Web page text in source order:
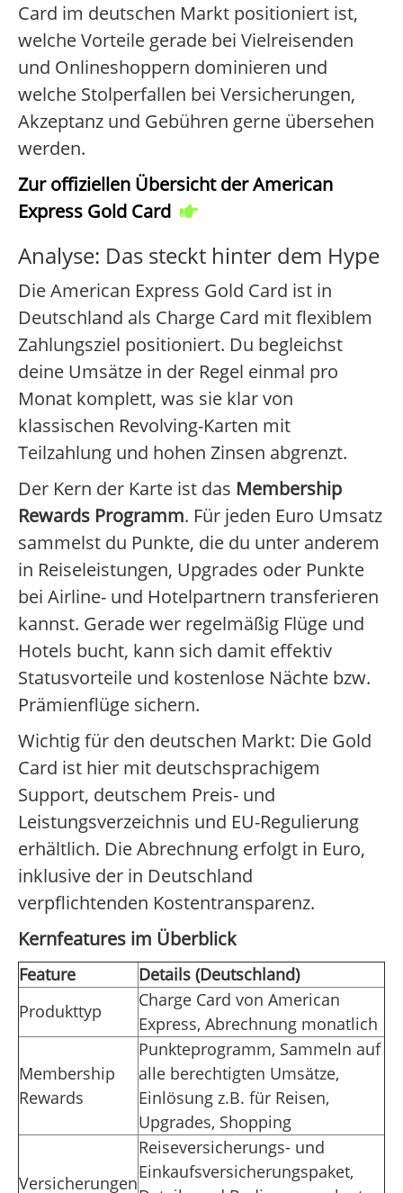
Card im deutschen Markt positioniert ist,
welche Vorteile gerade bei Vielreisenden
und Onlineshoppern dominieren und
welche Stolperfallen bei Versicherungen,
Akzeptanz und Gebühren gerne übersehen
werden.
Zur offiziellen Übersicht der American
Express Gold Card
Analyse: Das steckt hinter dem Hype
Die American Express Gold Card ist in
Deutschland als Charge Card mit flexiblem
Zahlungsziel positioniert. Du begleichst
deine Umsätze in der Regel einmal pro
Monat komplett, was sie klar von
klassischen Revolving-Karten mit
Teilzahlung und hohen Zinsen abgrenzt.
Der Kern der Karte ist das Membership
Rewards Programm. Für jeden Euro Umsatz
sammelst du Punkte, die du unter anderem
in Reiseleistungen, Upgrades oder Punkte
bei Airline- und Hotelpartnern transferieren
kannst. Gerade wer regelmäßig Flüge und
Hotels bucht, kann sich damit effektiv
Statusvorteile und kostenlose Nächte bzw.
Prämienflüge sichern.
Wichtig für den deutschen Markt: Die Gold
Card ist hier mit deutschsprachigem
Support, deutschem Preis- und
Leistungsverzeichnis und EU-Regulierung
erhältlich. Die Abrechnung erfolgt in Euro,
inklusive der in Deutschland
verpflichtenden Kostentransparenz.
Kernfeatures im Überblick
Feature
Details (Deutschland)
Produkttyp
Charge Card von American
Express, Abrechnung monatlich
Membership
Rewards
Punkteprogramm, Sammeln auf
alle berechtigten Umsätze,
Einlösung z.B. für Reisen,
Upgrades, Shopping
Versicherungen
Reiseversicherungs- und
Einkaufsversicherungspaket,